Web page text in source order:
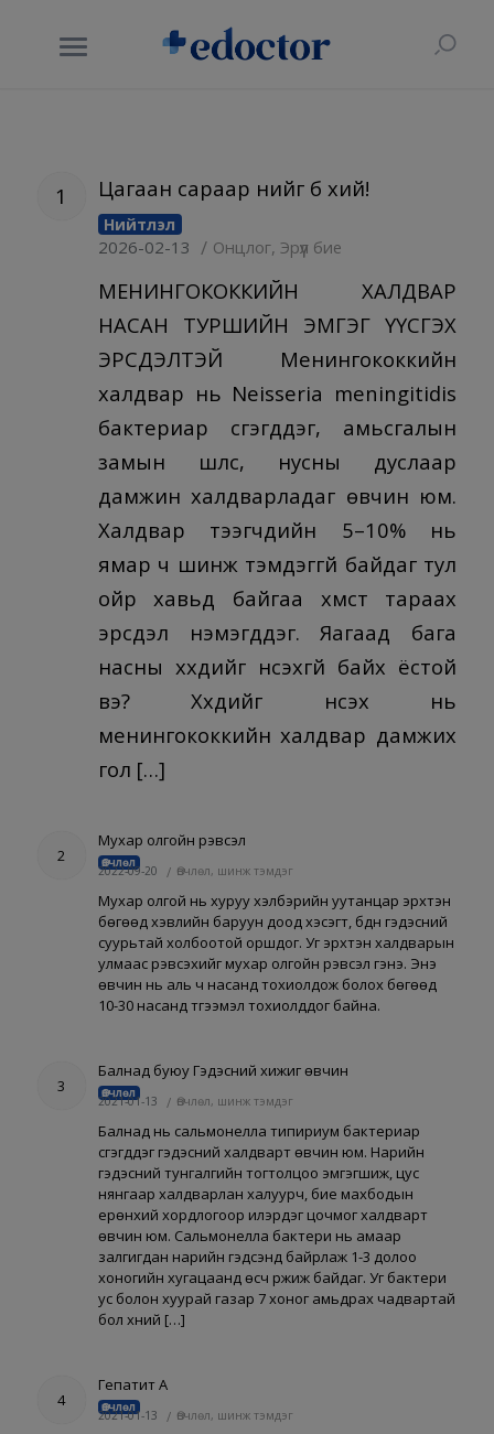
1 Цагаан сараар үүнийг бүү хий!
Нийтлэл
2026-02-13 / Онцлог, Эрүүл бие
МЕНИНГОКОККИЙН ХАЛДВАР
НАСАН ТУРШИЙН ЭМГЭГ ҮҮСГЭХ
ЭРСДЭЛТЭЙ Менингококкийн
халдвар нь Neisseria meningitidis
бактериар үүсгэгддэг, амьсгалын
замын шүлс, нусны дуслаар
дамжин халдварладаг өвчин юм.
Халдвар тээгчдийн 5–10% нь
ямар ч шинж тэмдэггүй байдаг тул
ойр хавьд байгаа хүмүүст тараах
эрсдэл нэмэгддэг. Яагаад бага
насны хүүхдийг үнсэхгүй байх ёстой
вэ? Хүүхдийг үнсэх нь
менингококкийн халдвар дамжих
гол […]
2
Мухар олгойн үрэвсэл
Өвчлөл
2022-09-20 / Өвчлөл, шинж тэмдэг
Мухар олгой нь хуруу хэлбэрийн уутанцар эрхтэн
бөгөөд хэвлийн баруун доод хэсэгт, бүдүүн гэдэсний
суурьтай холбоотой оршдог. Уг эрхтэн халдварын
улмаас үрэвсэхийг мухар олгойн үрэвсэл гэнэ. Энэ
өвчин нь аль ч насанд тохиолдож болох бөгөөд
10-30 насанд түгээмэл тохиолддог байна.
3
Балнад буюу Гэдэсний хижиг өвчин
Өвчлөл
2021-01-13 / Өвчлөл, шинж тэмдэг
Балнад нь сальмонелла типириум бактериар
үүсгэгддэг гэдэсний халдварт өвчин юм. Нарийн
гэдэсний тунгалгийн тогтолцоо эмгэгшиж, цус
нянгаар халдварлан халуурч, бие махбодын
ерөнхий хордлогоор илэрдэг цочмог халдварт
өвчин юм. Сальмонелла бактери нь амаар
залгигдан нарийн гэдсэнд байрлаж 1-3 долоо
хоногийн хугацаанд өсч үржиж байдаг. Уг бактери
ус болон хуурай газар 7 хоног амьдрах чадвартай
бол хүний […]
4
Гепатит А
Өвчлөл
2021-01-13 / Өвчлөл, шинж тэмдэг